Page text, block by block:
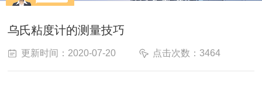
乌氏粘度计的测量技巧
更新时间：2020-07-20 点击次数：3464